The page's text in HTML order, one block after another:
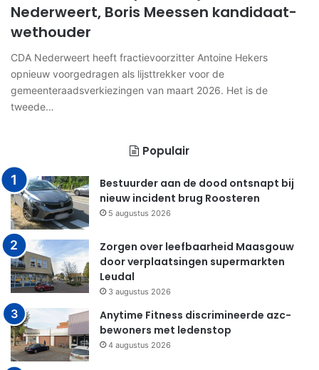
Nederweert, Boris Meessen kandidaat-
wethouder
CDA Nederweert heeft fractievoorzitter Antoine Hekers
opnieuw voorgedragen als lijsttrekker voor de
gemeenteraadsverkiezingen van maart 2026. Het is de
tweede…
Populair
Bestuurder aan de dood ontsnapt bij
nieuw incident brug Roosteren
5 augustus 2026
Zorgen over leefbaarheid Maasgouw
door verplaatsingen supermarkten
Leudal
3 augustus 2026
Anytime Fitness discrimineerde azc-
bewoners met ledenstop
4 augustus 2026